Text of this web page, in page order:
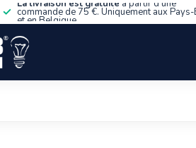
La livraison est gratuite à partir d'une
commande de 75 €. Uniquement aux Pays-
et en Belgique.